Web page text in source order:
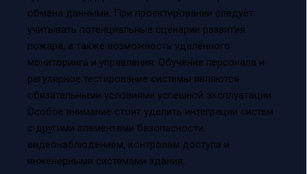
обмена данными. При проектировании следует
учитывать потенциальные сценарии развития
пожара, а также возможность удалённого
мониторинга и управления. Обучение персонала и
регулярное тестирование системы являются
обязательными условиями успешной эксплуатации.
Особое внимание стоит уделить интеграции систем
с другими элементами безопасности:
видеонаблюдением, контролем доступа и
инженерными системами здания.